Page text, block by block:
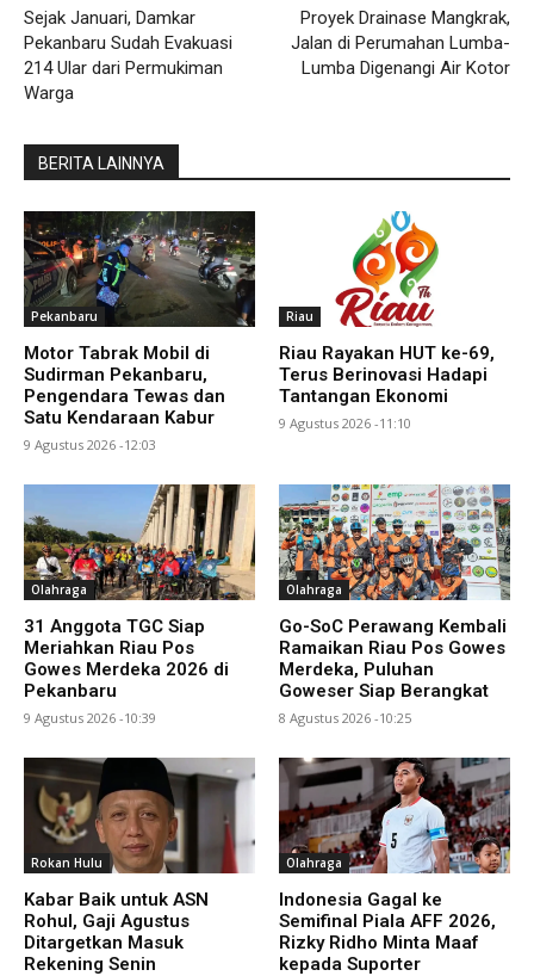
Sejak Januari, Damkar
Pekanbaru Sudah Evakuasi
214 Ular dari Permukiman
Warga
Proyek Drainase Mangkrak,
Jalan di Perumahan Lumba-
Lumba Digenangi Air Kotor
BERITA LAINNYA
Pekanbaru
Motor Tabrak Mobil di
Sudirman Pekanbaru,
Pengendara Tewas dan
Satu Kendaraan Kabur
9 Agustus 2026 -12:03
Riau
Riau Rayakan HUT ke-69,
Terus Berinovasi Hadapi
Tantangan Ekonomi
9 Agustus 2026 -11:10
Olahraga
31 Anggota TGC Siap
Meriahkan Riau Pos
Gowes Merdeka 2026 di
Pekanbaru
9 Agustus 2026 -10:39
Olahraga
Go-SoC Perawang Kembali
Ramaikan Riau Pos Gowes
Merdeka, Puluhan
Goweser Siap Berangkat
8 Agustus 2026 -10:25
Rokan Hulu
Kabar Baik untuk ASN
Rohul, Gaji Agustus
Ditargetkan Masuk
Rekening Senin
Olahraga
Indonesia Gagal ke
Semifinal Piala AFF 2026,
Rizky Ridho Minta Maaf
kepada Suporter